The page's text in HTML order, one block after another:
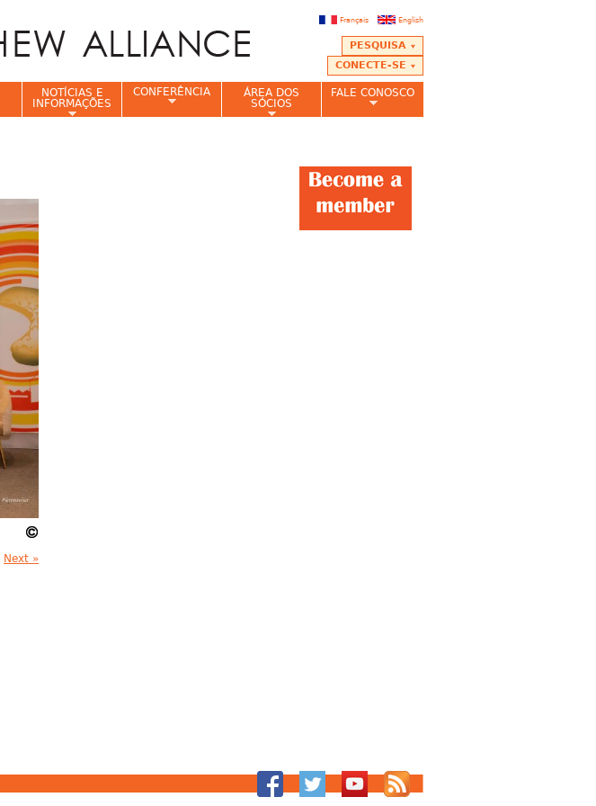
English
Français
PESQUISA
CONECTE-SE
Next »
NOTÍCIAS E
INFORMAÇÕES
CONFERÊNCIA
ÁREA DOS
SÓCIOS
FALE CONOSCO